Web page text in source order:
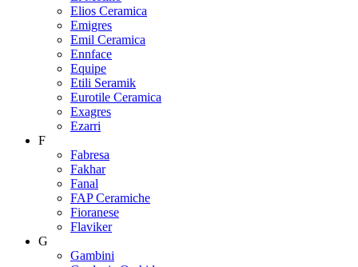
Elios Ceramica
Emigres
Emil Ceramica
Ennface
Equipe
Etili Seramik
Eurotile Ceramica
Exagres
Ezarri
F
Fabresa
Fakhar
Fanal
FAP Ceramiche
Fioranese
Flaviker
G
Gambini